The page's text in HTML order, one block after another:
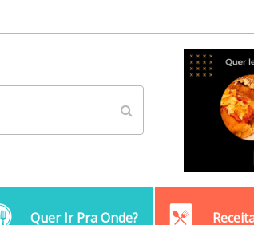
Quer Ir Pra Onde?